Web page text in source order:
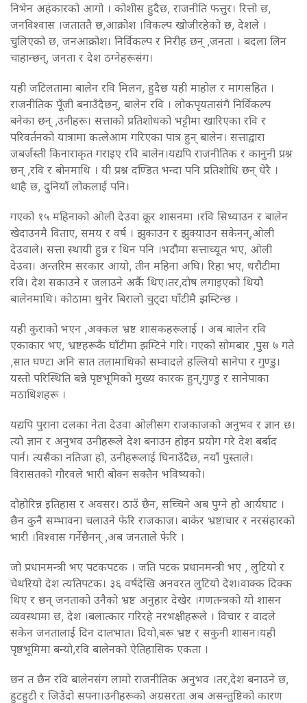
निभेन अहंकारको आगो । कोशीस हुदैछ, राजनीति फत्तुर। रित्तो छ,
जनविश्वास ।जताततै छ,आक्रोश ।विकल्प खोजीरहेको छ, देशले ।
चुलिएको छ, जनआक्रोश। निर्विकल्प र निरीह छन् ,जनता । बदला लिन
चाहान्छन्, जनता र देश ठग्नेहरूसंग।
यही जटिलतामा बालेन रवि मिलन, हुदैछ यही माहोल र मागसहित ।
राजनीतिक पूँजी बनाउँदैछन्, बालेन रवि । लोकपृयतासंगै निर्विकल्प
बनेका छन् ,उनीहरू। सत्ताको प्रतिशोधको भट्टीमा खारिएका रवि र
परिवर्तनको यात्रामा कत्लेआम गरिएका पात्र हुन् बालेन। सत्ताद्वारा
जबर्जस्ती किनाराकृत गराइए रवि बालेन।यद्यपि राजनीतिक र कानुनी प्रश्न
छन् ,रवि र बोनमाथि । यी प्रश्न दण्डित भन्दा पनि प्रतिशोधि छन् धेरै ।
थाहै छ, दुनियाँ लोकलाई पनि।
गएको १५ महिनाको ओली देउवा क्रूर शासनमा ।रवि सिध्याउन र बालेन
खेदाउनमै विताए, समय र वर्ष । झुकाउन र झुक्याउन सकेनन्,ओली
देउवाले। सत्ता स्थायी हुन्न र थिन पनि ।भदौमा सत्ताच्यूत भए, ओली
देउवा। अन्तरिम सरकार आयो, तीन महिना अघि। रिहा भए, धरौटीमा
रवि। देश सकाउने र जलाउने अर्कै थिए।तर,दोष लगाइएको थियोे
बालेनमाथि। कोठामा थुनेर बिरालो चुट्दा घाँटीमै झम्टिन्छ ।
यही कुराको भएन ,अक्कल भ्रष्ट शासकहरूलाई । अब बालेन रवि
एकाकार भए, भ्रष्टहरूकै घाँटीमा झम्टिने गरि। गएको सोमबार ,पुस ७ गते
,सात घण्टा अनि सात तलामाथिको सम्वादले हल्लियो सानेपा र गुण्डु।
यस्तो परिस्थिति बन्ने पृष्ठभूमिको मुख्य कारक हुन्,गुण्डु र सानेपाका
मठाधिशहरू ।
यद्यपि पुराना दलका नेता देउवा ओलीसंग राजकाजको अनुभव र ज्ञान छ।
त्यो ज्ञान र अनुभव उनीहरूले देश बनाउन होइन प्रयोग गरे देश बर्बाद
पार्न। त्यसैका नतिजा हो, उनीहरूलाई घिनाउँदैछ, नयाँ पुस्ताले।
विरासतको गौरवले भारी बोक्न सक्तैन भविष्यको।
दोहोरिन्न इतिहास र अवसर। ठाउँ छैन, सच्चिने अब पुग्ने हो आर्यघाट ।
छैन कुनै सम्भावना चलाउने फेरि राजकाज। बाकेर भ्रष्टाचार र नरसंहारको
भारी ।विश्वास गर्नेछैनन् ,अब जनताले फेरि ।
जो प्रधानमन्त्री भए पटकपटक । जति पटक प्रधानमन्त्री भए , लुटियो र
चेथरियो देश त्यतिपटक। ३६ वर्षदेखि अनवरत लुटियो देश।वाक्क दिक्क
थिए र छन् जनताको उनैको भ्रष्ट अनुहार देखेर ।गणतन्त्रको यो शासन
व्यवस्थामा छ, देश ।बलात्कार गरिरहे नरभक्षीहरूले । विचार र वादले
सकेन जनतालाई दिन दालभात। दियो,बरू भ्रष्ट र सकुनी शासन।यही
पृष्ठभूमिमा बन्यो,रवि बालेनको ऐतिहासिक एकता ।
छन त छैन रवि बालेनसंग लामो राजनीतिक अनुभव ।तर,देश बनाउने छ,
हुटहुटी र जिउँदो सपना।उनीहरूको अग्रसरता अब असन्तुष्टिको कारण